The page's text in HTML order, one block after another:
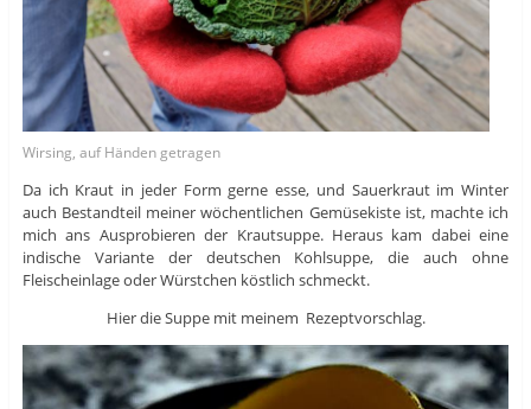
Wirsing, auf Händen getragen
Da ich Kraut in jeder Form gerne esse, und Sauerkraut im Winter
auch Bestandteil meiner wöchentlichen Gemüsekiste ist, machte ich
mich ans Ausprobieren der Krautsuppe. Heraus kam dabei eine
indische Variante der deutschen Kohlsuppe, die auch ohne
Fleischeinlage oder Würstchen köstlich schmeckt.
Hier die Suppe mit meinem Rezeptvorschlag.